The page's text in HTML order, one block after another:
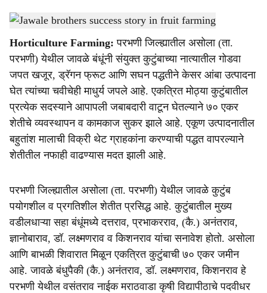
a
r
e
Jawale brothers success story in fruit farming-Agrowon
Horticulture Farming: परभणी जिल्ह्यातील असोला (ता.
परभणी) येथील जावळे बंधूंनी संयुक्त कुटुंबाच्या नात्यातील गोडवा
जपत खजूर, ड्रॅगन फ्रूट आणि सघन पद्धतीने केसर आंबा उत्पादना
घेत त्यांच्या चवीचेही माधुर्य जपले आहे. एकत्रित मोठ्या कुटुंबातील
प्रत्येक सदस्याने आपापली जबाबदारी वाटून घेतल्याने ७० एकर
शेतीचे व्यवस्थापन व कामकाज सुकर झाले आहे. एकूण उत्पादनातील
बहुतांश मालाची विक्री थेट ग्राहकांना करण्याची पद्धत वापरल्याने
शेतीतील नफाही वाढण्यास मदत झाली आहे.
परभणी जिल्ह्यातील असोला (ता. परभणी) येथील जावळे कुटुंब
पयोगशील व प्रगतिशील शेतीत प्रसिद्ध आहे. कुटुंबातील मुख्य
वडीलधाऱ्या सहा बंधूंमध्ये दत्तराव, प्रभाकरराव, (कै.) अनंतराव,
ज्ञानोबाराव, डॉ. लक्ष्मणराव व किशनराव यांचा सनावेश होतो. असोला
आणि बाभळी शिवारात मिळून एकत्रित कुटुंबाची ७० एकर जमीन
आहे. जावळे बंधुपैकी (कै.) अनंतराव, डॉ. लक्ष्मणराव, किशनराव हे
परभणी येथील वसंतराव नाईक मराठवाडा कृषी विद्यापीठाचे पदवीधर